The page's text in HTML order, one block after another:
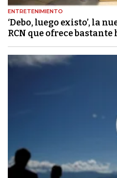
ENTRETENIMIENTO
‘Debo, luego existo’, la
RCN que ofrece